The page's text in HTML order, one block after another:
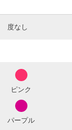
度なし
ピンク
パープル